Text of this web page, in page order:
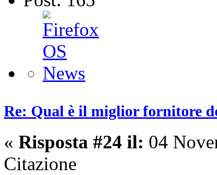
Re: Qual è il miglior fornitore
« Risposta #24 il: 04
Citazione